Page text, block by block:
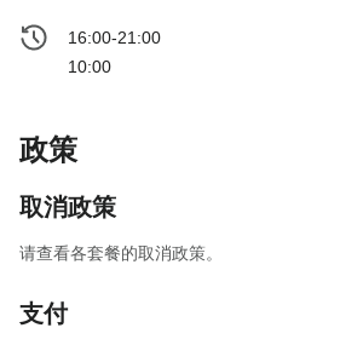
16:00-21:00
10:00
政策
取消政策
请查看各套餐的取消政策。
支付